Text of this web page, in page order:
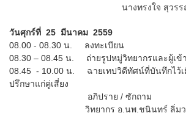
นางทรงใจ สุวรรณ
วันศุกร์ที่ 25 มีนาคม 2559
08.00 - 08.30 น. ลงทะเบียน
08.30 – 08.45 น. ถ่ายรูปหมู่วิทยากรและผู้เข้
08.45 - 10.00 น. ฉายเทปวิดีทัศน์ที่บันทึกไว้เ
ปรึกษาแก่คู่เสี่ยง
อภิปราย / ซักถาม
วิทยากร อ.นพ.ชนินทร์ ลิ่มว